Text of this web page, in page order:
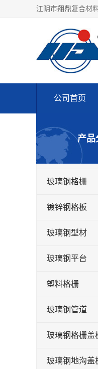
公司首页
产品
玻璃钢格栅
镀锌钢格板
玻璃钢型材
玻璃钢平台
塑料格栅
玻璃钢管道
玻璃钢格栅盖
玻璃钢地沟盖